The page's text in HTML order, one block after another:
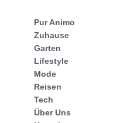
Pur Animo
Zuhause
Garten
Lifestyle
Mode
Reisen
Tech
Über Uns